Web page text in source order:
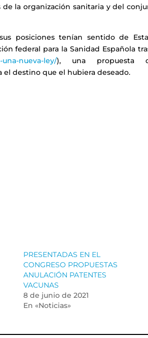
la organización sanitaria y del
posiciones tenían sentido de
federal para la Sanidad Española
una-nueva-ley/), una propuesta
destino que el hubiera deseado.
PRESENTADAS EN EL
CONGRESO PROPUESTAS
ANULACIÓN PATENTES
VACUNAS
8 de junio de 2021
En «Noticias»